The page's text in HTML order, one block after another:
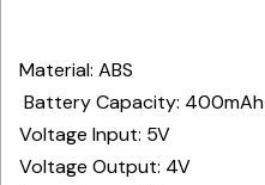
Material: ABS
Battery Capacity: 400mAh
Voltage Input: 5V
Voltage Output: 4V